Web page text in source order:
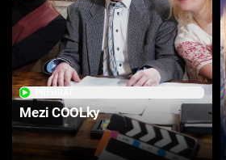
Mezi COOLky